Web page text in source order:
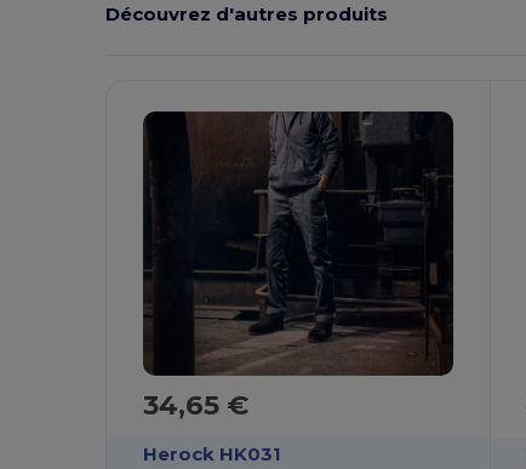
Découvrez d'autres produits
34,65 €
Herock HK031